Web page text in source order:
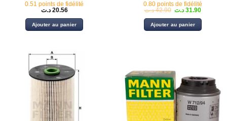
0.51 points de fidélité
20.56 د.ت
Ajouter au panier
0.80 points de fidélité
42.90 د.ت
Le
initial
était :
31.90 د.ت
Le
actuel
est :
Ajouter au panier